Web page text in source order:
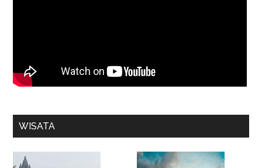
WISATA